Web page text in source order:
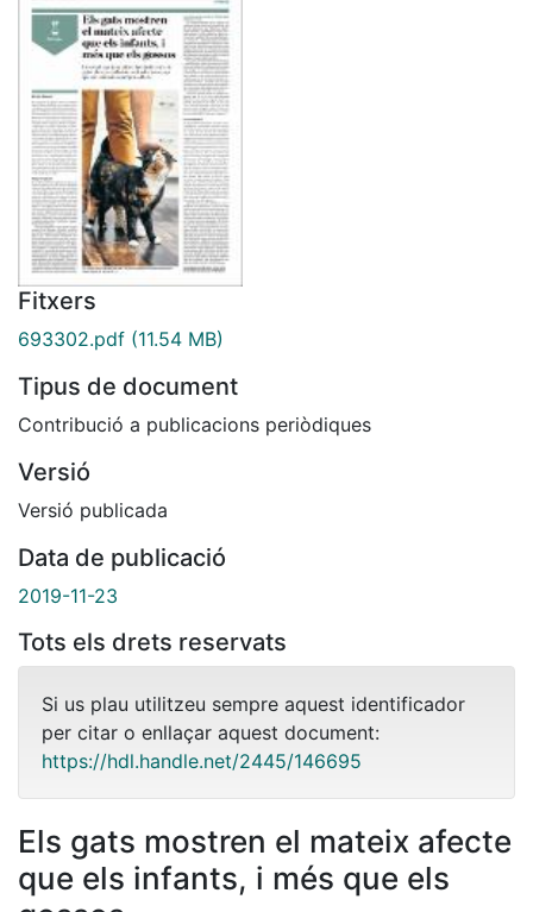
Fitxers
693302.pdf (11.54 MB)
Tipus de document
Contribució a publicacions periòdiques
Versió
Versió publicada
Data de publicació
2019-11-23
Tots els drets reservats
Si us plau utilitzeu sempre aquest identificador
per citar o enllaçar aquest document:
https://hdl.handle.net/2445/146695
Els gats mostren el mateix afecte
que els infants, i més que els